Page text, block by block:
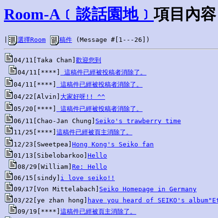
Room-A﹝談話園地﹞項目內容
選擇Room 稿件 (Message #[1---26])
04/11[Taka Chan] 歡迎您到
04/11[****]
這稿件已經被投稿者消除了。
04/11[****]
這稿件已經被投稿者消除了。
04/22[Alvin] 大家好呀!! ^^
05/20[****]
這稿件已經被投稿者消除了。
06/11[Chao-Jan Chung] Seiko's trawberry time
11/25[****] 這稿件已經被頁主消除了。
12/23[Sweetpea] Hong Kong's Seiko fan
01/13[Sibelobarkoo] Hello
08/29[William] Re: Hello
06/15[sindy] i love seiko!!
09/17[Von Mittelabach] Seiko Homepage in Germany
03/22[ye zhan hong]
have you heard of SEIKO's
09/19[****] 這稿件已經被頁主消除了。